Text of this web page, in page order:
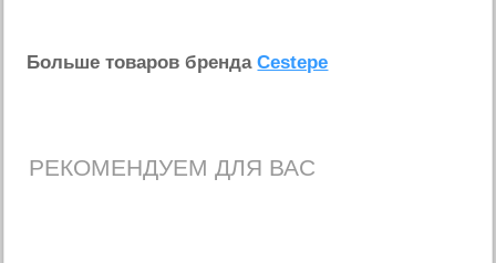
Больше товаров брендаCestepe
РЕКОМЕНДУЕМ ДЛЯ ВАС